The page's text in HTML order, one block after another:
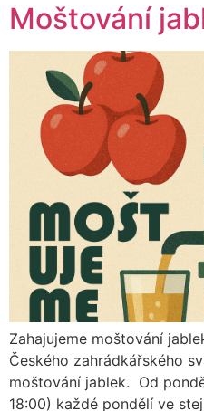
Moštování
Zahajujeme moštování
Českého zahrádkářského
moštování jablek. Od
18:00) každé pondělí ve